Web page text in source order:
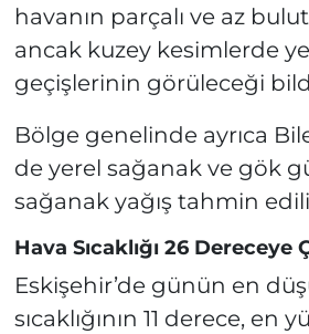
havanın parçalı ve az
ancak kuzey kesimlerde
geçişlerinin görüleceği
Bölge genelinde ayrıca
de yerel sağanak ve gök
sağanak yağış tahmin
Hava Sıcaklığı 26 Dereceye
Eskişehir’de günün en
sıcaklığının 11 derece, en